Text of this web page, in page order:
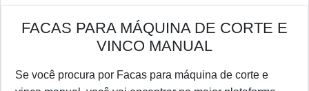
FACAS PARA MÁQUINA DE CORTE E
VINCO MANUAL
Se você procura por Facas para máquina de corte e